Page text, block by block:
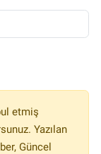
etmiş
Yazılan
Güncel